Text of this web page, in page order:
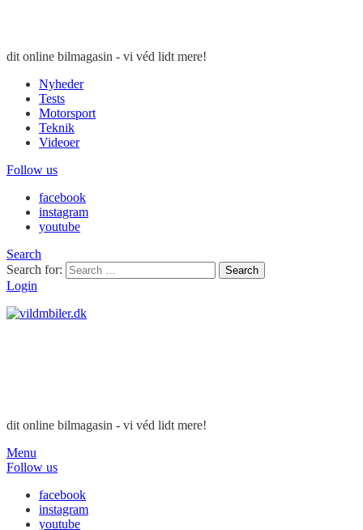
dit online bilmagasin - vi véd lidt mere!
Nyheder
Tests
Motorsport
Teknik
Videoer
Follow us
facebook
instagram
youtube
Search
Search for:
Search
Login
dit online bilmagasin - vi véd lidt mere!
Menu
Follow us
facebook
instagram
youtube